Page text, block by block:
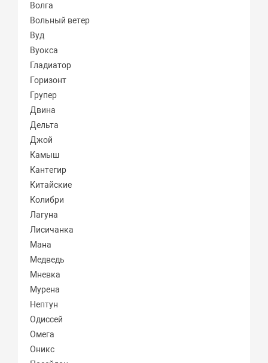
Волга
Вольный ветер
Вуд
Вуокса
Гладиатор
Горизонт
Групер
Двина
Дельта
Джой
Камыш
Кантегир
Китайские
Колибри
Лагуна
Лисичанка
Мана
Медведь
Мневка
Мурена
Нептун
Одиссей
Омега
Оникс